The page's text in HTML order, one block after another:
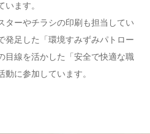
ます。
ターやチラシの印刷も担当してい
発足した「環境すみずみパトロー
目線を活かした「安全で快適な職
に参加しています。